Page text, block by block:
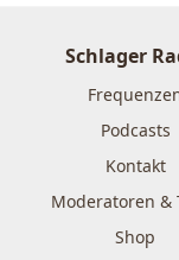
Schlager
Podcasts
Kontakt
Moderatoren &
Shop